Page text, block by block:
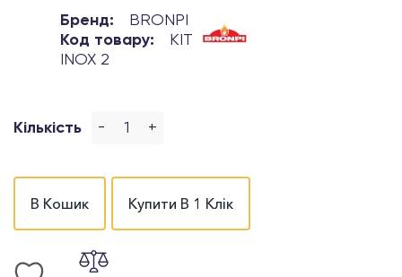
Бренд:
BRONPI
Код товару:
KIT
INOX 2
Кількість - +
В Кошик Купити В 1 Клік